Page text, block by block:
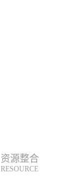
资源整合
RESOURCE